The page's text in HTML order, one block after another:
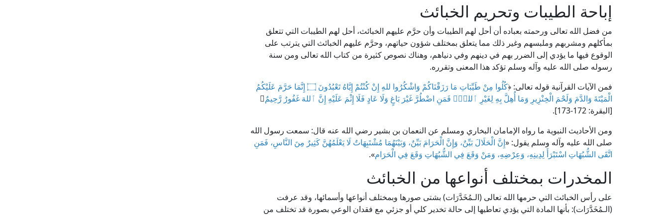
إباحة الطيبات وتحريم الخبائث
من فضل الله تعالى ورحمته بعباده أن أحل لهم الطيبات وأن حرَّم عليهم الخبائث، أحل لهم الطيبات التي تتعلق
بمأكلهم ومشربهم وملبسهم وغير ذلك مما يتعلق بمختلف شؤون حياتهم، وحرَّم عليهم الخبائث التي يترتب على
الوقوع فيها ما يؤدي إلى الضرر بهم في دينهم وفي دنياهم، وهناك نصوص كثيرة من كتاب الله تعالى ومن سنة
رسوله صلى الله عليه وآله وسلم تؤكد هذا المعنى وتقرره.
فمن الآيات القرآنية قوله تعالى: ﴿
كُلُوا مِنْ طَيِّبَاتِ مَا رَزَقْنَاكُمْ وَاشْكُرُوا للهِ إِنْ كُنْتُمْ إِيَّاهُ تَعْبُدُونَ ۝ إِنَّمَا حَرَّمَ عَلَيْكُمُ
الْمَيْتَةَ وَالدَّمَ وَلَحْمَ الْخِنْزِيرِ وَمَا أُهِلَّ بِهِ لِغَيْرِ ٱللهِۖ فَمَنِ اضْطُرَّ غَيْرَ بَاغٍ وَلَا عَادٍ فَلَا إِثْمَ عَلَيْهِ إِنَّ ٱللهَ غَفُورٌ رَّحِيمٌ﴾
[البقرة: 172-173].
ومن الأحاديث النبوية ما رواه الإمامان البخاري ومسلم عن النعمان بن بشير رضي الله عنه قال: سمعت رسول الله
صلى الله عليه وآله وسلم يقول: «إِنَّ الْحَلَالَ بَيِّنٌ، وَإِنَّ الْحَرَامَ بَيِّنٌ، وَبَيْنَهُمَا مُشْتَبِهَاتٌ لَا يَعْلَمُهُنَّ كَثِيرٌ مِنَ النَّاسِ، فَمَنِ
اتَّقَى الشُّبُهَاتِ اسْتَبْرَأَ لِدِينِهِ، وَعِرْضِهِ، وَمَنْ وَقَعَ فِي الشُّبُهَاتِ وَقَعَ فِي الْحَرَام».
المخدرات بمختلف أنواعها من الخبائث
على رأس الخبائث التي حرمها الله تعالى (الـمُخَدَّرَات) بشتى صورها وبمختلف أنواعها وأسمائها، وقد عرفت
(الـمُخَدَّرَات): بأنها المادة التي يؤدي تعاطيها إلى حالة تخدير كلي أو جزئي مع فقدان الوعي بصورة قد تختلف من